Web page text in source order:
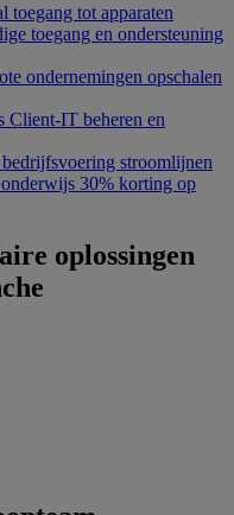
toegang tot apparaten
toegang en ondersteuning
ondernemingen opschalen
Client-IT beheren en
stroomlijnen
30% korting op
oplossingen